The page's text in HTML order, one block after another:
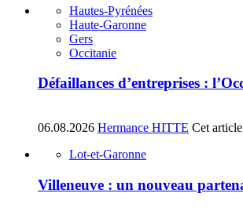
Hautes-Pyrénées
Haute-Garonne
Gers
Occitanie
Défaillances d’entreprises :
06.08.2026 Hermance HITTE Cet
Lot-et-Garonne
Villeneuve : un nouveau